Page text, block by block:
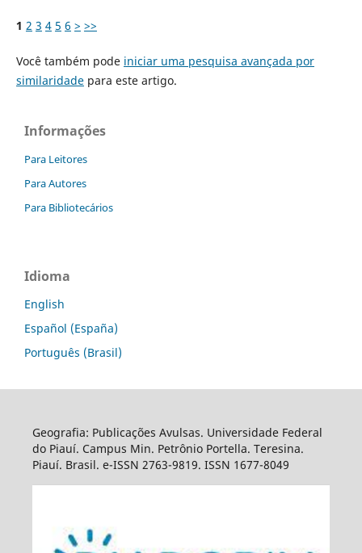
1 2 3 4 5 6 > >>
Você também pode iniciar uma pesquisa avançada por
similaridadepara este artigo.
Informações
Para Leitores
Para Autores
Para Bibliotecários
Idioma
English
Español (España)
Português (Brasil)
Geografia: Publicações Avulsas. Universidade Federal
do Piauí. Campus Min. Petrônio Portella. Teresina.
Piauí. Brasil. e-ISSN 2763-9819. ISSN 1677-8049